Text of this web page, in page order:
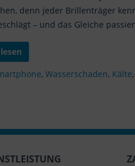
denn jeder Brillenträger
– und das Gleiche
,Wasserschaden, Kälte,